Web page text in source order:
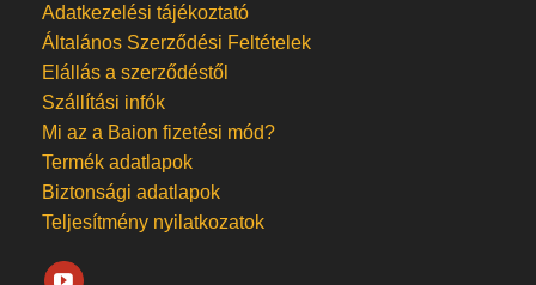
Adatkezelési tájékoztató
Általános Szerződési Feltételek
Elállás a szerződéstől
Szállítási infók
Mi az a Baion fizetési mód?
Termék adatlapok
Biztonsági adatlapok
Teljesítmény nyilatkozatok